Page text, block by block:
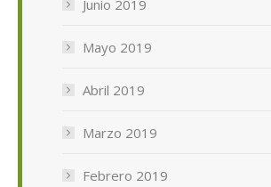
Junio 2019
Mayo 2019
Abril 2019
Marzo 2019
Febrero 2019